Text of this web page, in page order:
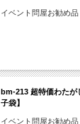
イベント問屋お勧め品
bm-213 超特価わた
子袋】
イベント問屋お勧め品